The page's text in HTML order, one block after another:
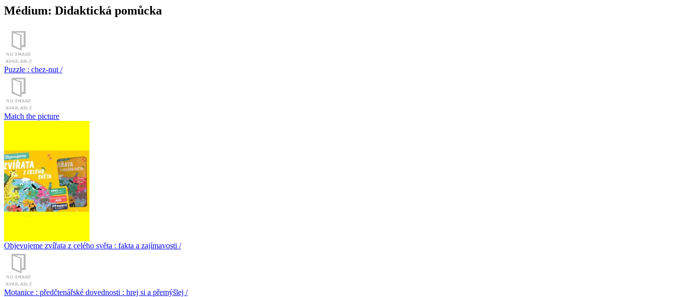
Médium: Didaktická pomůcka
Puzzle : chez-nut /
Match the picture
Objevujeme zvířata z celého světa : fakta a zajímavosti /
Motanice : předčtenářské dovednosti : hrej si a přemýšlej /